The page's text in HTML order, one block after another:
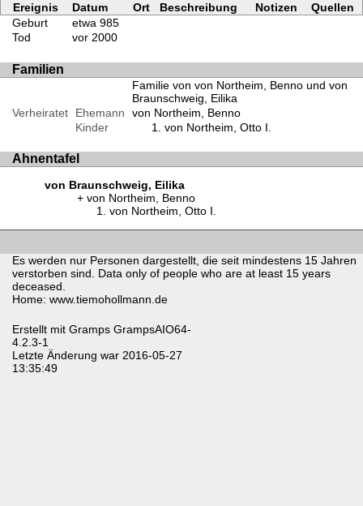
Ereignis Datum Ort Beschreibung Notizen
Quellen
Geburt
etwa 985
Tod
vor 2000
Familien
Familie von von Northeim, Benno und von
Braunschweig, Eilika
Verheiratet
Ehemann
von Northeim, Benno
Kinder
von Northeim, Otto I.
Ahnentafel
von Braunschweig, Eilika
von Northeim, Benno
von Northeim, Otto I.
Es werden nur Personen dargestellt, die seit mindestens 15 Jahren
verstorben sind. Data only of people who are at least 15 years
deceased.
Home: www.tiemohollmann.de
Erstellt mit Gramps GrampsAIO64-
4.2.3-1
Letzte Änderung war 2016-05-27
13:35:49